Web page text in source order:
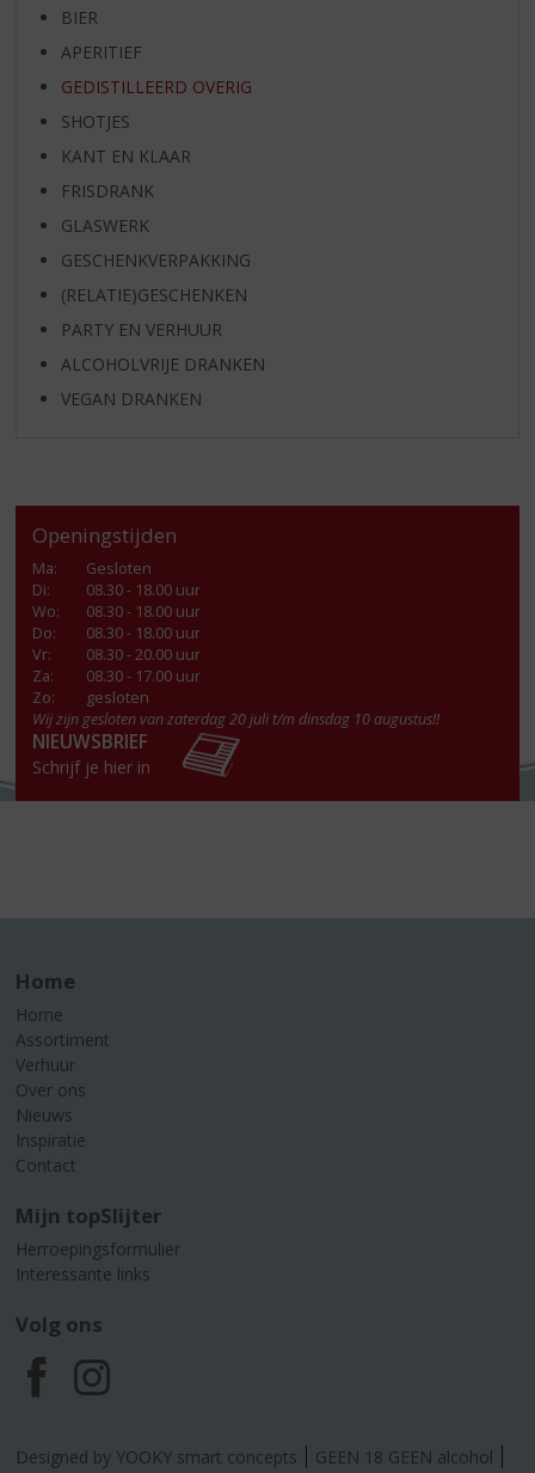
BIER
APERITIEF
GEDISTILLEERD OVERIG
SHOTJES
KANT EN KLAAR
FRISDRANK
GLASWERK
GESCHENKVERPAKKING
(RELATIE)GESCHENKEN
PARTY EN VERHUUR
ALCOHOLVRIJE DRANKEN
VEGAN DRANKEN
Openingstijden
Ma:
Gesloten
Di:
08.30 - 18.00 uur
Wo:
08.30 - 18.00 uur
Do:
08.30 - 18.00 uur
Vr:
08.30 - 20.00 uur
Za:
08.30 - 17.00 uur
Zo:
gesloten
Wij zijn gesloten van zaterdag 20 juli t/m dinsdag 10 augustus!!
NIEUWSBRIEF
Schrijf je hier in
Home
Home
Assortiment
Verhuur
Over ons
Nieuws
Inspiratie
Contact
Mijn topSlijter
Herroepingsformulier
Interessante links
Volg ons
F
a
I
n
Designed by YOOKY smart concepts GEEN 18 GEEN alcohol